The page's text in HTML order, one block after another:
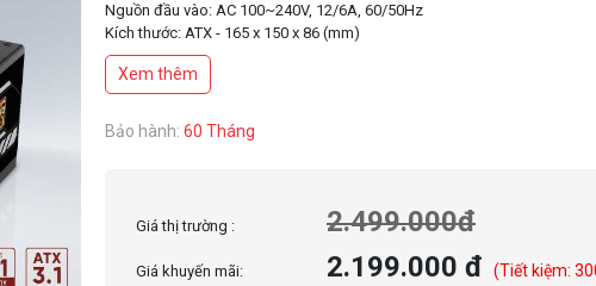
Nguồn đầu vào: AC 100~240V, 12/6A, 60/50Hz
Kích thước: ATX - 165 x 150 x 86 (mm)
Xem thêm
Bảo hành: 60 Tháng
Giá thị trường : 2.499.000đ
Giá khuyến mãi: 2.199.000 đ
(Tiết kiệm: